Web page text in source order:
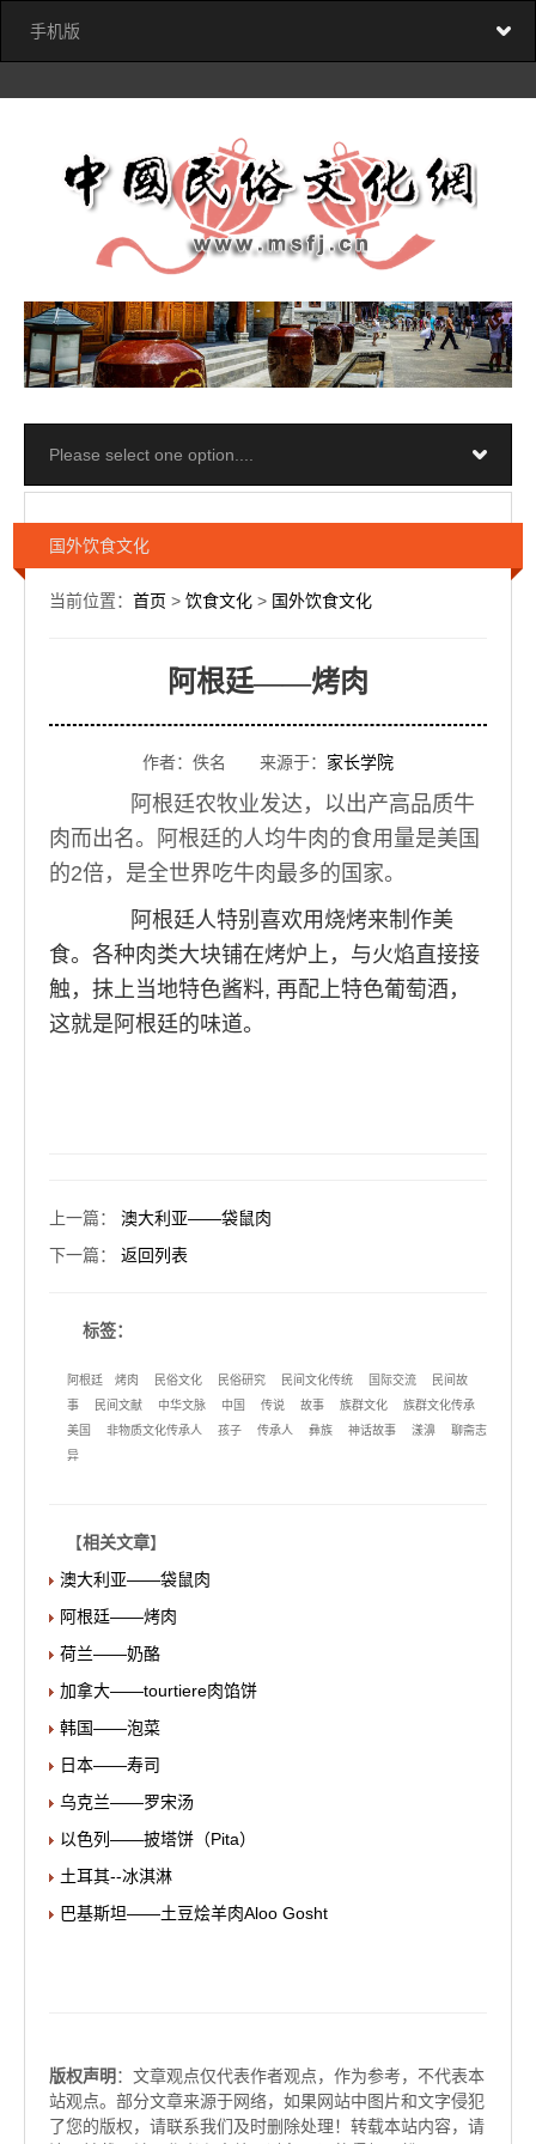
国外饮食文化
当前位置： 首页 > 饮食文化 > 国外饮食文化
阿根廷——烤肉
作者：佚名 来源于： 家长学院
阿根廷农牧业发达，以出产高品质牛
肉而出名。阿根廷的人均牛肉的食用量是美国
的2倍，是全世界吃牛肉最多的国家。
阿根廷人特别喜欢用烧烤来制作美
食。各种肉类大块铺在烤炉上，与火焰直接接
触，抹上当地特色酱料, 再配上特色葡萄酒，
这就是阿根廷的味道。
上一篇： 澳大利亚——袋鼠肉
下一篇： 返回列表
标签：
阿根廷 烤肉 民俗文化 民俗研究 民间文化传统 国际交流
民间故
事
民间文献 中华文脉 中国 传说 故事 族群文化
族群文化传承
美国
非物质文化传承人 孩子 传承人 彝族 神话故事 漾濞
聊斋志
异
【相关文章】
澳大利亚——袋鼠肉
阿根廷——烤肉
荷兰——奶酪
加拿大——tourtiere肉馅饼
韩国——泡菜
日本——寿司
乌克兰——罗宋汤
以色列——披塔饼（Pita）
土耳其--冰淇淋
巴基斯坦——土豆烩羊肉Aloo Gosht
版权声明 ：文章观点仅代表作者观点，作为参考，不代表本
站观点。部分文章来源于网络，如果网站中图片和文字侵犯
了您的版权，请联系我们及时删除处理！转载本站内容，请